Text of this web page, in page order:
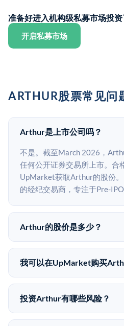
准备好进入机构级私募市场投资
开启私募市场
ARTHUR股票常见问
Arthur是上市公司吗？
不是。截至March 2026，
任何公开证券交易所上市。合
UpMarket获取Arthur的股份
的经纪交易商，专注于Pre-IPO
Arthur的股价是多少？
Arthur没有公开股价，因为它
已知股价来自其最近一轮融资
不同。
我可以在UpMarket购买
可以。合格投资者可以通过填
upmarket.co创建账户来表达
50,000美元。UpMarket是
投资Arthur有哪些风险？
Pre-IPO投资存在重大风险。